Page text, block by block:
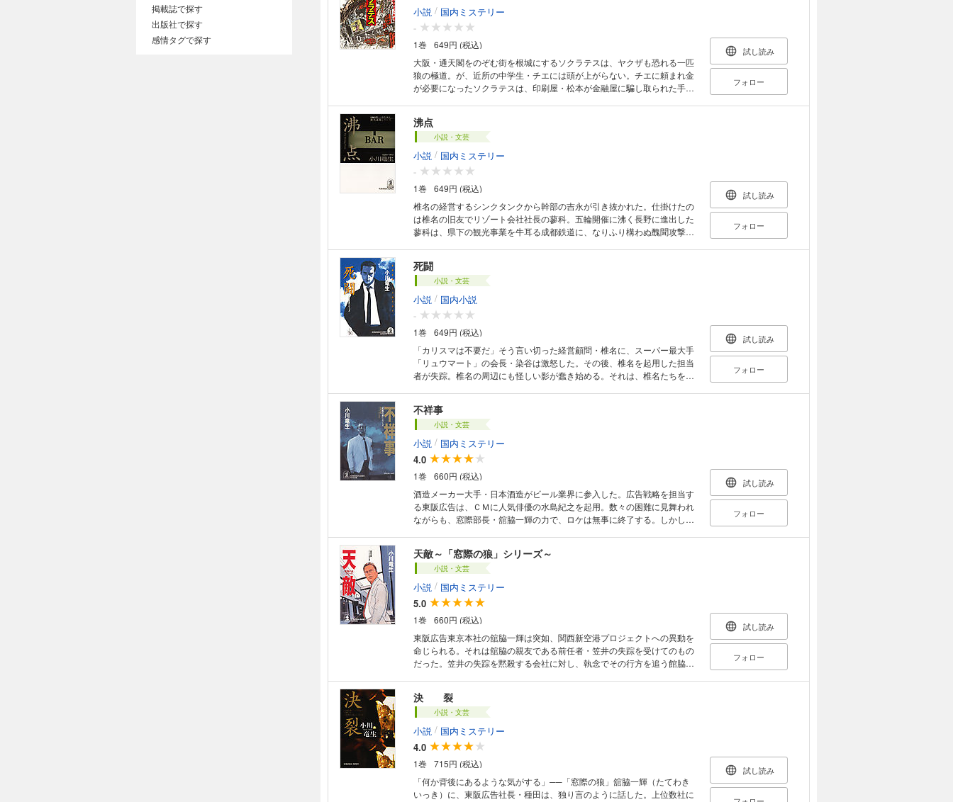
小説 / 国内ミステリー
-
1巻
649円 (税込)
大阪・通天閣をのぞむ街を根城にするソクラテスは、ヤクザも恐れる一匹
狼の極道。が、近所の中学生・チエには頭が上がらない。チエに頼まれ金
が必要になったソクラテスは、印刷屋・松本が金融屋に騙し取られた手形
ン。
試し読み
フォロー
沸点
小説・文芸
小説 / 国内ミステリー
-
1巻
649円 (税込)
椎名の経営するシンクタンクから幹部の吉永が引き抜かれた。仕掛けたの
は椎名の旧友でリゾート会社社長の蓼科。五輪開催に沸く長野に進出した
蓼科は、県下の観光事業を牛耳る成都鉄道に、なりふり構わぬ醜聞攻撃を
試し読み
フォロー
死闘
小説・文芸
小説 / 国内小説
-
1巻
649円 (税込)
「カリスマは不要だ」そう言い切った経営顧問・椎名に、スーパー最大手
「リュウマート」の会長・染谷は激怒した。その後、椎名を起用した担当
者が失踪。椎名の周辺にも怪しい影が蠢き始める。それは、椎名たちを恐
ペンスが始まる！
試し読み
フォロー
不祥事
小説・文芸
小説 / 国内ミステリー
4.0
1巻
660円 (税込)
酒造メーカー大手・日本酒造がビール業界に参入した。広告戦略を担当す
る東阪広告は、ＣＭに人気俳優の水島紀之を起用。数々の困難に見舞われ
ながらも、窓際部長・舘脇一輝の力で、ロケは無事に終了する。しかし、
る！（『窓際の狼２』改題）
試し読み
フォロー
天敵～「窓際の狼」シリーズ～
小説・文芸
小説 / 国内ミステリー
5.0
1巻
660円 (税込)
東阪広告東京本社の舘脇一輝は突如、関西新空港プロジェクトへの異動を
命じられる。それは舘脇の親友である前任者・笠井の失踪を受けてのもの
だった。笠井の失踪を黙殺する会社に対し、執念でその行方を追う館脇。
試し読み
フォロー
決 裂
小説・文芸
小説 / 国内ミステリー
4.0
1巻
715円 (税込)
「何か背後にあるような気がする」──「窓際の狼」舘脇一輝（たてわき
いっき）に、東阪広告社長・種田は、独り言のように話した。上位数社に
試し読み
掲載誌で探す
出版社で探す
感情タグで探す